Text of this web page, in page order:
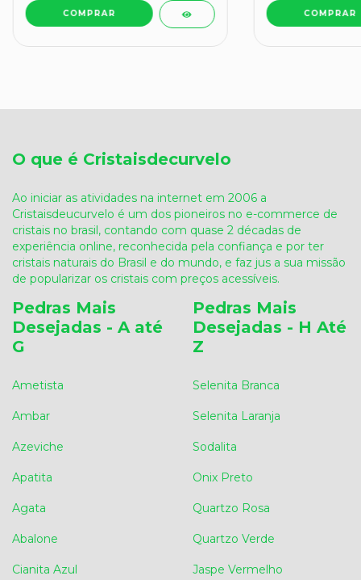
O que é Cristaisdecurvelo
Ao iniciar as atividades na internet em 2006 a
Cristaisdeucurvelo é um dos pioneiros no e-commerce de
cristais no brasil, contando com quase 2 décadas de
experiência online, reconhecida pela confiança e por ter
cristais naturais do Brasil e do mundo, e faz jus a sua missão
de popularizar os cristais com preços acessíveis.
Pedras Mais
Desejadas - A até
G
Ametista
Ambar
Azeviche
Apatita
Agata
Abalone
Cianita Azul
Pedras Mais
Desejadas - H Até
Z
Selenita Branca
Selenita Laranja
Sodalita
Onix Preto
Quartzo Rosa
Quartzo Verde
Jaspe Vermelho